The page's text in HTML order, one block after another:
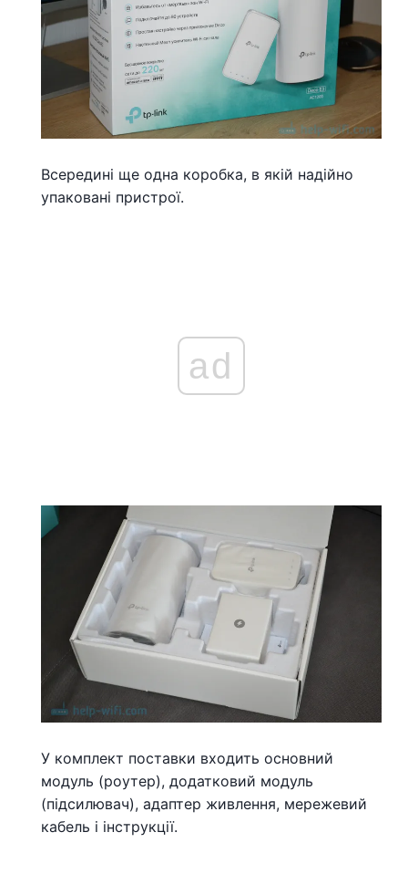
Всередині ще одна коробка, в якій надійно
упаковані пристрої.
ad
У комплект поставки входить основний
модуль (роутер), додатковий модуль
(підсилювач), адаптер живлення, мережевий
кабель і інструкції.